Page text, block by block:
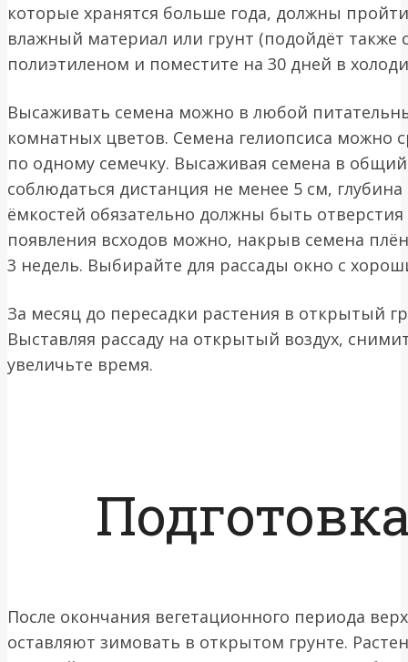
которые хранятся больше года, должны
влажный материал или грунт (подойдёт также
полиэтиленом и поместите на 30 дней в
Высаживать семена можно в любой
комнатных цветов. Семена гелиопсиса можно
по одному семечку. Высаживая семена в
соблюдаться дистанция не менее 5 см,
ёмкостей обязательно должны быть
появления всходов можно, накрыв семена
3 недель. Выбирайте для рассады окно с
За месяц до пересадки растения в открытый
Выставляя рассаду на открытый воздух,
увеличьте время.
После окончания вегетационного периода
оставляют зимовать в открытом грунте.